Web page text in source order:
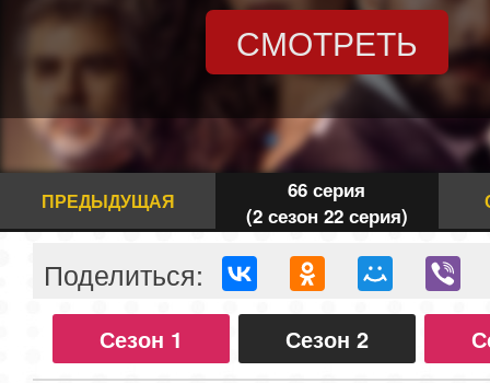
СМОТРЕТЬ
ПРЕДЫДУЩАЯ
66 серия
(2 сезон 22 серия)
Поделиться:
Сезон 1 Сезон 2